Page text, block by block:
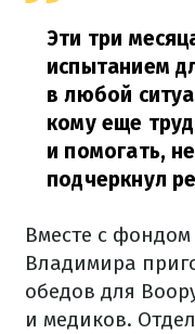
Эти три
испытанием
в любой
кому еще
и помогать,
подчеркнул
Вместе с
Владимира
обедов для
и медиков.